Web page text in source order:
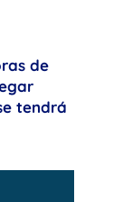
de
tendrá